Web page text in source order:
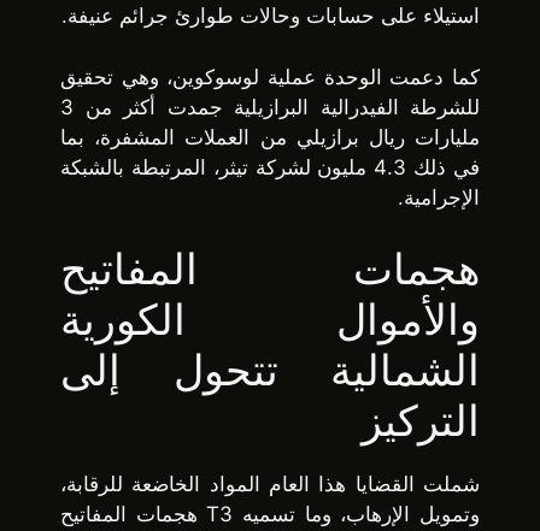
استيلاء على حسابات وحالات طوارئ جرائم عنيفة.
كما دعمت الوحدة عملية لوسوكوين، وهي تحقيق
للشرطة الفيدرالية البرازيلية جمدت أكثر من 3
مليارات ريال برازيلي من العملات المشفرة، بما
في ذلك 4.3 مليون لشركة تيثر، المرتبطة بالشبكة
الإجرامية.
هجمات المفاتيح
والأموال الكورية
الشمالية تتحول إلى
التركيز
شملت القضايا هذا العام المواد الخاضعة للرقابة،
وتمويل الإرهاب، وما تسميه T3 هجمات المفاتيح